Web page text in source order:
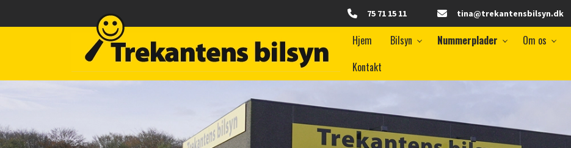
75 71 15 11 tina@trekantensbilsyn.dk
Hjem Bilsyn Nummerplader Om os
Kontakt